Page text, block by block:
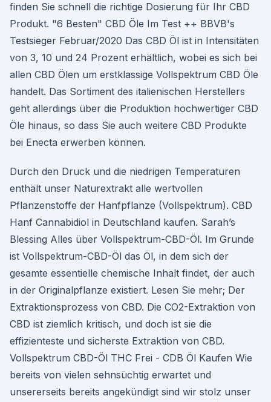
finden Sie schnell die richtige Dosierung für Ihr CBD
Produkt. "6 Besten" CBD Öle Im Test ++ BBVB's
Testsieger Februar/2020 Das CBD Öl ist in Intensitäten
von 3, 10 und 24 Prozent erhältlich, wobei es sich bei
allen CBD Ölen um erstklassige Vollspektrum CBD Öle
handelt. Das Sortiment des italienischen Herstellers
geht allerdings über die Produktion hochwertiger CBD
Öle hinaus, so dass Sie auch weitere CBD Produkte
bei Enecta erwerben können.
Durch den Druck und die niedrigen Temperaturen
enthält unser Naturextrakt alle wertvollen
Pflanzenstoffe der Hanfpflanze (Vollspektrum). CBD
Hanf Cannabidiol in Deutschland kaufen. Sarah’s
Blessing Alles über Vollspektrum-CBD-Öl. Im Grunde
ist Vollspektrum-CBD-Öl das Öl, in dem sich der
gesamte essentielle chemische Inhalt findet, der auch
in der Originalpflanze existiert. Lesen Sie mehr; Der
Extraktionsprozess von CBD. Die CO2-Extraktion von
CBD ist ziemlich kritisch, und doch ist sie die
effizienteste und sicherste Extraktion von CBD.
Vollspektrum CBD-Öl THC Frei - CDB Öl Kaufen Wie
bereits von vielen sehnsüchtig erwartet und
unsererseits bereits angekündigt sind wir stolz unser